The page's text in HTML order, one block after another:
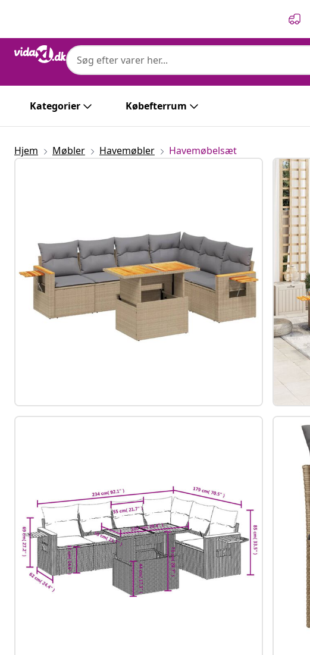
Kategorier Købefterrum
Hjem Møbler Havemøbler Havemøbelsæt